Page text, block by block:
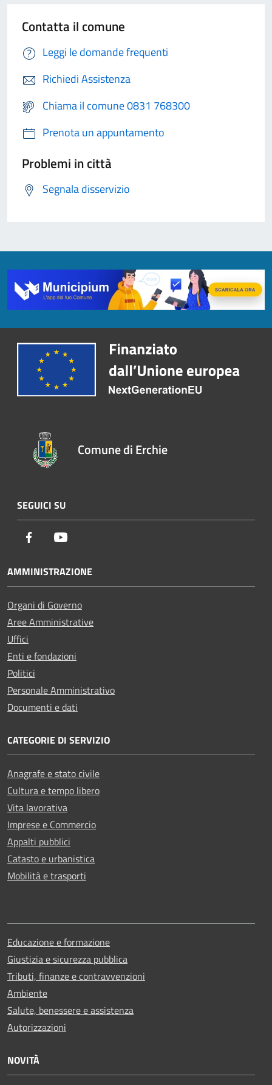
Contatta il comune
Leggi le domande frequenti
Richiedi Assistenza
Chiama il comune 0831 768300
Prenota un appuntamento
Problemi in città
Segnala disservizio
Comune di Erchie
SEGUICI SU
Facebook
AMMINISTRAZIONE
Organi di Governo
Aree Amministrative
Uffici
Enti e fondazioni
Politici
Personale Amministrativo
Documenti e dati
CATEGORIE DI SERVIZIO
Anagrafe e stato civile
Cultura e tempo libero
Vita lavorativa
Imprese e Commercio
Appalti pubblici
Catasto e urbanistica
Mobilità e trasporti
Educazione e formazione
Giustizia e sicurezza pubblica
Tributi, finanze e contravvenzioni
Ambiente
Salute, benessere e assistenza
Autorizzazioni
NOVITÀ